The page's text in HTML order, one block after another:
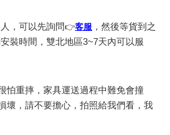
，可以先詢問👉客服 ，然後等貨到之
裝時間，雙北地區3~7天內可以服
怕重摔，家具運送過程中難免會撞
壞，請不要擔心，拍照給我們看，我